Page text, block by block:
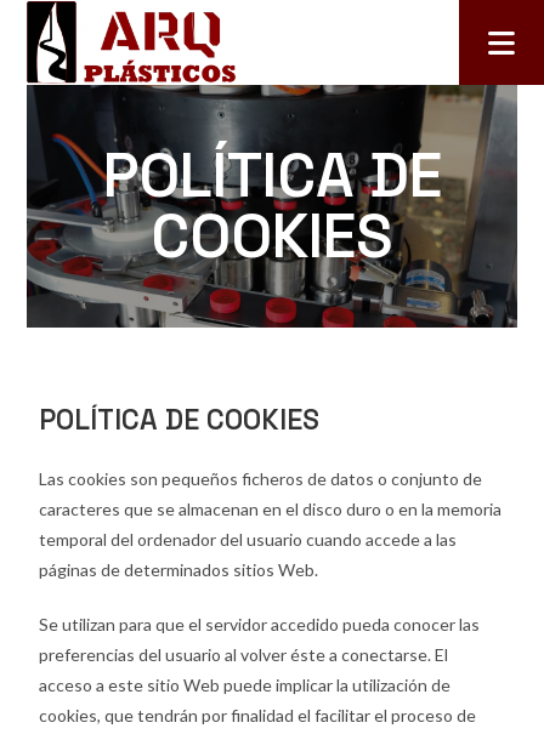
POLÍTICA DE
COOKIES
POLÍTICA DE COOKIES
Las cookies son pequeños ficheros de datos o conjunto de
caracteres que se almacenan en el disco duro o en la memoria
temporal del ordenador del usuario cuando accede a las
páginas de determinados sitios Web.
Se utilizan para que el servidor accedido pueda conocer las
preferencias del usuario al volver éste a conectarse. El
acceso a este sitio Web puede implicar la utilización de
cookies, que tendrán por finalidad el facilitar el proceso de